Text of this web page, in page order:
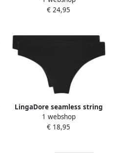
€ 24,95
LingaDore seamless string
(set van 2) zwart
1 webshop
€ 18,95